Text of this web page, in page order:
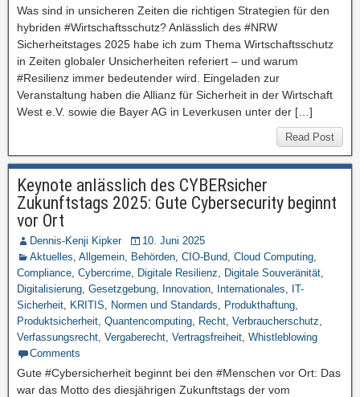
Was sind in unsicheren Zeiten die richtigen Strategien für den
hybriden #Wirtschaftsschutz? Anlässlich des #NRW
Sicherheitstages 2025 habe ich zum Thema Wirtschaftsschutz
in Zeiten globaler Unsicherheiten referiert – und warum
#Resilienz immer bedeutender wird. Eingeladen zur
Veranstaltung haben die Allianz für Sicherheit in der Wirtschaft
West e.V. sowie die Bayer AG in Leverkusen unter der […]
Read Post
Keynote anlässlich des CYBERsicher
Zukunftstags 2025: Gute Cybersecurity beginnt
vor Ort
Dennis-Kenji Kipker
10. Juni 2025
Aktuelles, Allgemein, Behörden, CIO-Bund, Cloud Computing,
Compliance, Cybercrime, Digitale Resilienz, Digitale Souveränität,
Digitalisierung, Gesetzgebung, Innovation, Internationales, IT-
Sicherheit, KRITIS, Normen und Standards, Produkthaftung,
Produktsicherheit, Quantencomputing, Recht, Verbraucherschutz,
Verfassungsrecht, Vergaberecht, Vertragsfreiheit, Whistleblowing
Comments
Gute #Cybersicherheit beginnt bei den #Menschen vor Ort: Das
war das Motto des diesjährigen Zukunftstags der vom